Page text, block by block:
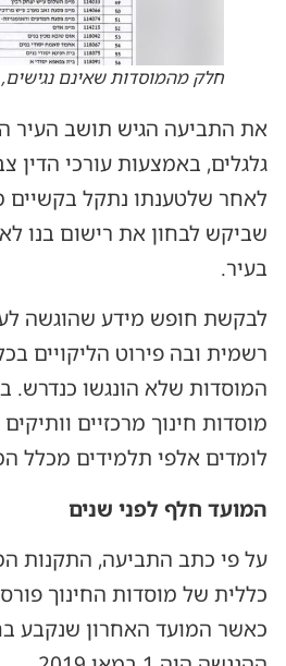
חלק מהמוסדות שאינם
את התביעה הגיש תושב העיר
גלגלים, באמצעות עורכי הדין
לאחר שלטענתו נתקל בקשיים
שביקש לבחון את רישום בנו
בעיר.
לבקשת חופש מידע שהוגשה
המוסדות שלא הונגשו כנדרש.
מוסדות חינוך מרכזיים
לומדים אלפי תלמידים מכלל
המועד חלף לפני שנים
על פי כתב התביעה, התקנות
כאשר המועד האחרון שנקבע